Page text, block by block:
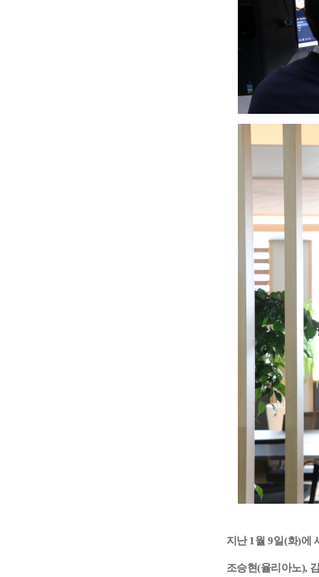
지난1 월9일(화)에
조승현(율리아노),